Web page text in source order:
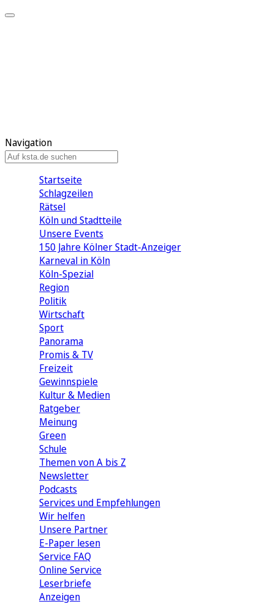
Navigation
Startseite
Schlagzeilen
Rätsel
Köln und Stadtteile
Unsere Events
150 Jahre Kölner Stadt-Anzeiger
Karneval in Köln
Köln-Spezial
Region
Politik
Wirtschaft
Sport
Panorama
Promis & TV
Freizeit
Gewinnspiele
Kultur & Medien
Ratgeber
Meinung
Green
Schule
Themen von A bis Z
Newsletter
Podcasts
Services und Empfehlungen
Wir helfen
Unsere Partner
E-Paper lesen
Service FAQ
Online Service
Leserbriefe
Anzeigen